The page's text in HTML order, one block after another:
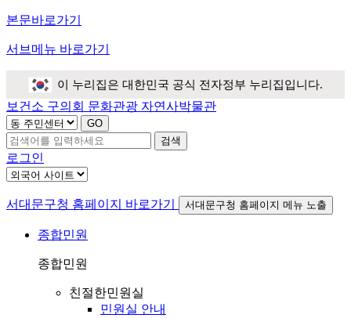
본문바로가기
서브메뉴 바로가기
이 누리집은 대한민국 공식 전자정부 누리집입니다.
보건소 구의회 문화관광 자연사박물관
검색
로그인
서대문구청 홈페이지 바로가기 서대문구청 홈페이지 메뉴 노출
종합민원
종합민원
친절한민원실
민원실 안내